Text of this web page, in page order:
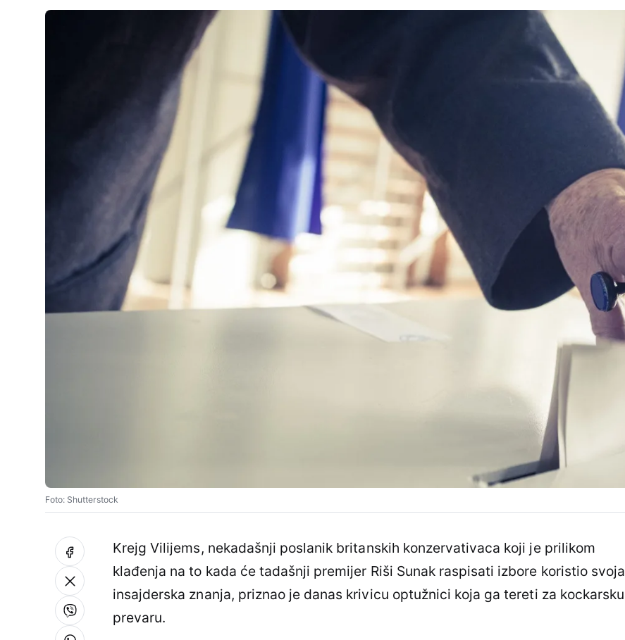
Foto: Shutterstock
Krejg Vilijems, nekadašnji poslanik britanskih konzervativaca koji je prilikom
klađenja na to kada će tadašnji premijer Riši Sunak raspisati izbore koristio svoja
insajderska znanja, priznao je danas krivicu optužnici koja ga tereti za kockarsku
prevaru.